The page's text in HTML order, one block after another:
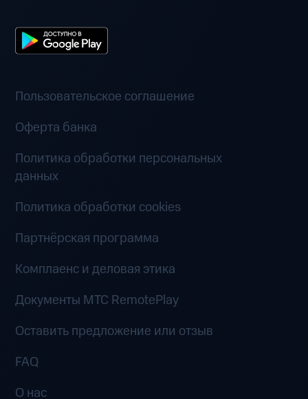
Пользовательское соглашение
Оферта банка
Политика обработки персональных
данных
Политика обработки cookies
Партнёрская программа
Комплаенс и деловая этика
Документы MTC RemotePlay
Оставить предложение или отзыв
FAQ
О нас